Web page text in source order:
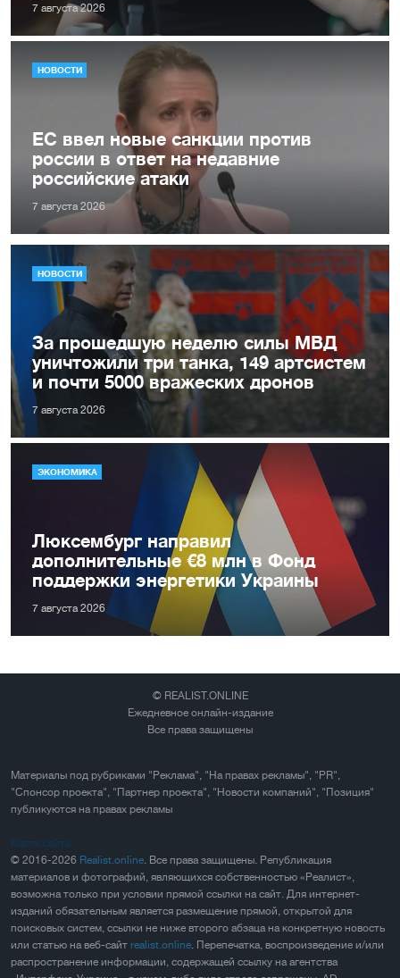
7 августа 2026
НОВОСТИ
ЕС ввел новые санкции против
россии в ответ на недавние
российские атаки
7 августа 2026
НОВОСТИ
За прошедшую неделю силы МВД
уничтожили три танка, 149 артсистем
и почти 5000 вражеских дронов
7 августа 2026
ЭКОНОМИКА
Люксембург направил
дополнительные €8 млн в Фонд
поддержки энергетики Украины
7 августа 2026
© REALIST.ONLINE
Ежедневное онлайн-издание
Все права защищены
Материалы под рубриками "Реклама", "На правах рекламы", "PR",
"Спонсор проекта", "Партнер проекта", "Новости компаний", "Позиция"
публикуются на правах рекламы
Карта сайта
© 2016-2026 Realist.online . Все права защищены. Републикация
материалов и фотографий, являющихся собственностью «Реалист»,
возможна только при условии прямой ссылки на сайт. Для интернет-
изданий обязательным является размещение прямой, открытой для
поисковых систем, ссылки не ниже второго абзаца на конкретную новость
или статью на веб-сайт realist.online . Перепечатка, воспроизведение и/или
распространение информации, содержащей ссылку на агентства